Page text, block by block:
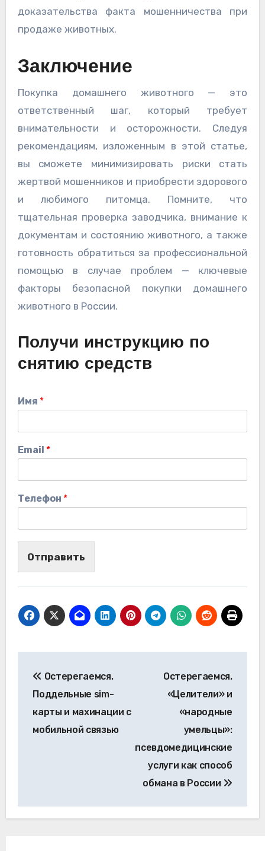
доказательства факта мошенничества при
продаже животных.
Заключение
Покупка домашнего животного — это
ответственный шаг, который требует
внимательности и осторожности. Следуя
рекомендациям, изложенным в этой статье,
вы сможете минимизировать риски стать
жертвой мошенников и приобрести здорового
и любимого питомца. Помните, что
тщательная проверка заводчика, внимание к
документам и состоянию животного, а также
готовность обратиться за профессиональной
помощью в случае проблем — ключевые
факторы безопасной покупки домашнего
животного в России.
Получи инструкцию по
снятию средств
Имя *
Email *
Телефон *
Отправить
по
записям
Остерегаемся.
Поддельные sim-
карты и махинации с
мобильной связью
Остерегаемся.
«Целители» и
«народные
умельцы»:
псевдомедицинские
услуги как способ
обмана в России